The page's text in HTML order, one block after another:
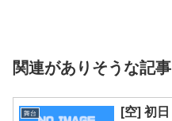
関連がありそうな記事
舞台 [空] 初日